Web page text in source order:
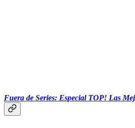
Fuera de Series: Especial TOP! Las